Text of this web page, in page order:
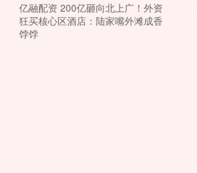
亿融配资 200亿砸向北上广！外资
狂买核心区酒店：陆家嘴外滩成香
饽饽